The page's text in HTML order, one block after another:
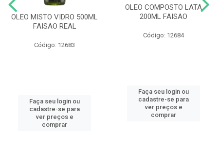
OLEO MISTO VIDRO 500ML
FAISAO REAL
Código: 12683
Faça seu login ou
cadastre-se para
ver preços e
comprar
OLEO COMPOSTO LATA
200ML FAISAO
Código: 12684
Faça seu login ou
cadastre-se para
ver preços e
comprar